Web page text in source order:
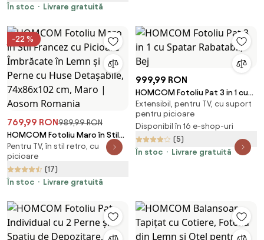
Albastru | Aosom Romania
În stoc
Livrare gratuită
-22 %
769,99 RON989,99 RON
HOMCOM Fotoliu Maro în Stil
Francez cu Picioare Îmbrăcate
în Lemn și Perne cu Huse
Detașabile, 74x86x102 cm,
Maro | Aosom Romania
Pentru TV, în stil retro, cu
picioare
(17)
În stoc
Livrare gratuită
999,99 RON
HOMCOM Fotoliu Pat 3 in 1 cu
Spatar Rabatabil, Bej
Extensibil, pentru TV, cu suport
pentru picioare
Disponibil în 16 e-shop-uri
(5)
În stoc
Livrare gratuită